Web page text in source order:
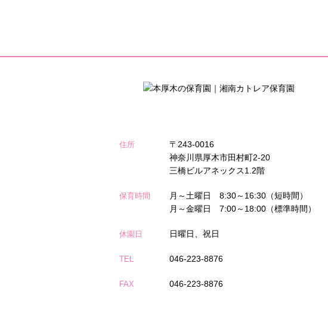
住所
〒243-0016
神奈川県厚木市田村町2-20
三橋ビルアネックス1.2階
保育時間
月～土曜日 8:30～16:30（短時間）
月～金曜日 7:00～18:00（標準時間）
休園日 日曜日、祝日
TEL 046-223-8876
FAX 046-223-8876